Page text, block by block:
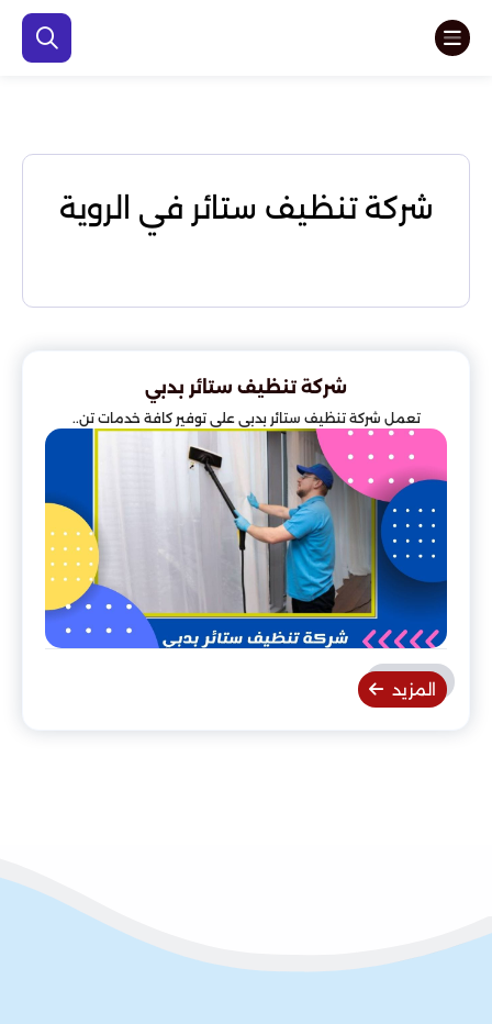
شركة تنظيف ستائر في الروية
شركة تنظيف ستائر بدبي
تعمل شركة تنظيف ستائر بدبي على توفير كافة خدمات تن..
المزيد